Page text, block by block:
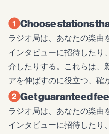
Choose stations
ラジオ局は、あなたの楽曲
インタビューに招待したり
介したりする。これらは、
アを伸ばすのに役立つ、確
Get guaranteed
ラジオ局は、あなたの楽曲
インタビューに招待したり